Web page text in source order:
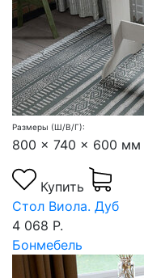
Размеры (Ш/В/Г):
800 x 740 x 600 мм
Купить
Стол Виола. Дуб
4 068 Р.
Бонмебель